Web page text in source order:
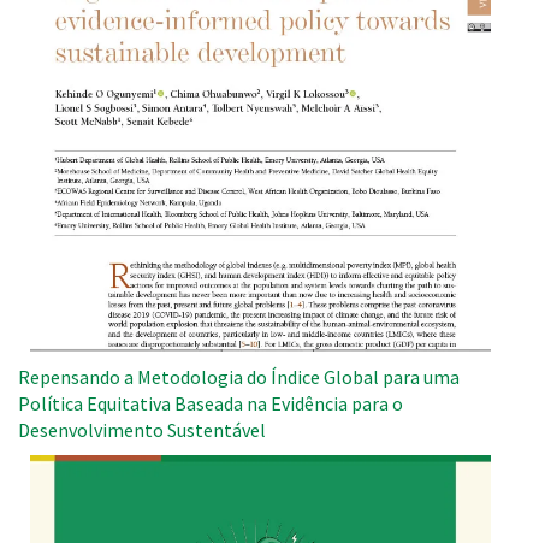
Repensando a Metodologia do Índice Global para uma
Política Equitativa Baseada na Evidência para o
Desenvolvimento Sustentável